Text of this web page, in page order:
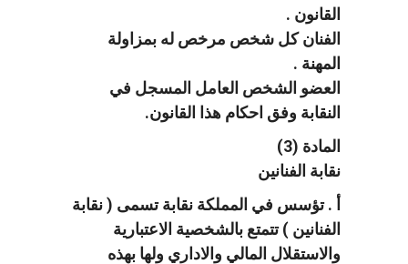
القانون .
الفنان كل شخص مرخص له بمزاولة
المهنة .
العضو الشخص العامل المسجل في
النقابة وفق احكام هذا القانون.
المادة (3)
نقابة الفنانين
أ . تؤسس في المملكة نقابة تسمى ( نقابة
الفنانين ) تتمتع بالشخصية الاعتبارية
والاستقلال المالي والاداري ولها بهذه